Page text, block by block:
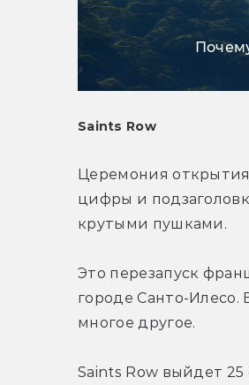
Saints Row
Церемония открытия
цифры и
крутыми пушками.
Это перезапуск
городе Санто-Илесо.
многое другое.
Saints Row выйдет 25